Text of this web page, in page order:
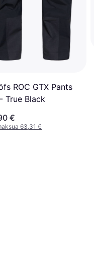
ROC GTX Pants
True Black
€
63,31 €